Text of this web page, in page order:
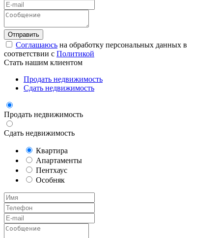
Соглашаюсь на обработку персональных данных в
соответствии с Политикой
Стать нашим клиентом
Продать недвижимость
Сдать недвижимость
Продать недвижимость
Сдать недвижимость
Квартира
Апартаменты
Пентхаус
Особняк